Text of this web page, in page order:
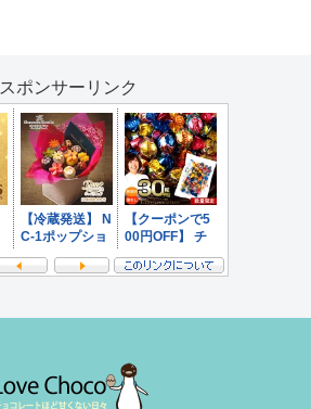
スポンサーリンク